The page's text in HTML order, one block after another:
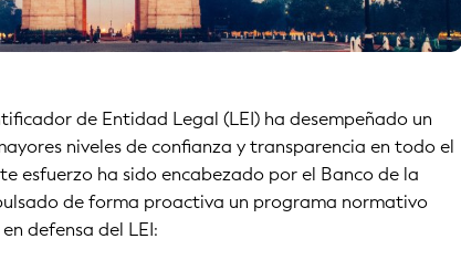
de Entidad Legal (LEI) ha desempeñado un
niveles de confianza y transparencia en todo el
esfuerzo ha sido encabezado por el Banco de la
de forma proactiva un programa normativo
defensa del LEI: